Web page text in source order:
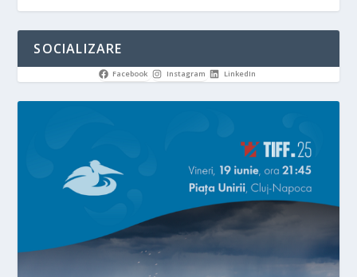
SOCIALIZARE
Facebook Instagram LinkedIn